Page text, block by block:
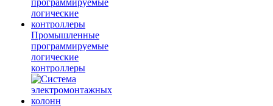
Промышленные
программируемые
логические
контроллеры